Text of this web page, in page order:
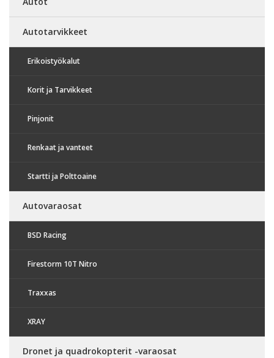
Autotarvikkeet
Erikoistyökalut
Korit ja Tarvikkeet
Pinjonit
Renkaat ja vanteet
Startti ja Polttoaine
Autovaraosat
BSD Racing
Firestorm 10T Nitro
Traxxas
XRAY
Dronet ja quadrokopterit -varaosat